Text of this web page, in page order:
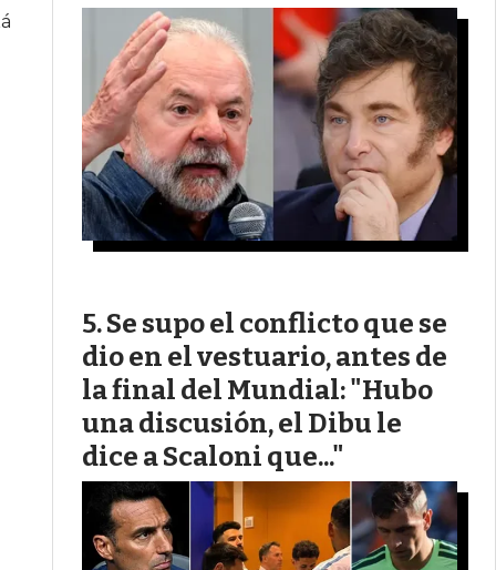
Se supo el conflicto que se
dio en el vestuario, antes de
la final del Mundial: "Hubo
una discusión, el Dibu le
dice a Scaloni que..."